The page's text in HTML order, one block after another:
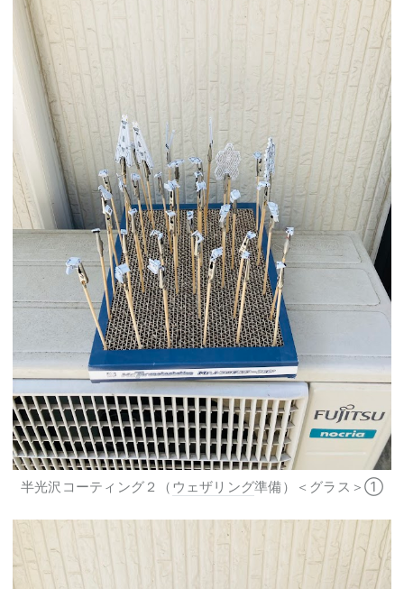
半光沢コーティング２（ ウェザリング準備）＜グラス＞①